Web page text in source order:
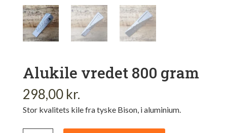
Alukile vredet 800 gram
298,00 kr.
Stor kvalitets kile fra tyske Bison, i aluminium.